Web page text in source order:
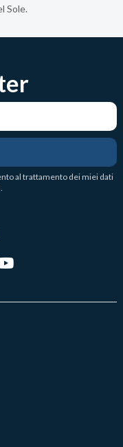
Sole.
al trattamento dei miei dati